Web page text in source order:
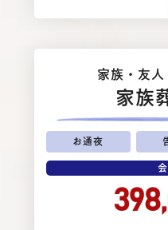
家族・友⼈
家族
お通夜